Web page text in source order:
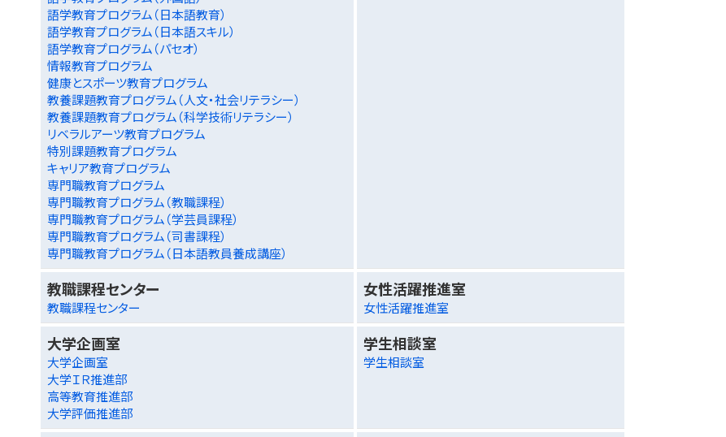
語学教育プログラム（日本語教育）
語学教育プログラム（日本語スキル）
語学教育プログラム（パセオ）
情報教育プログラム
健康とスポーツ教育プログラム
教養課題教育プログラム（人文・社会リテラシー）
教養課題教育プログラム（科学技術リテラシー）
リベラルアーツ教育プログラム
特別課題教育プログラム
キャリア教育プログラム
専門職教育プログラム
専門職教育プログラム（教職課程）
専門職教育プログラム（学芸員課程）
専門職教育プログラム（司書課程）
専門職教育プログラム（日本語教員養成講座）
教職課程センター
教職課程センター
女性活躍推進室
女性活躍推進室
大学企画室
大学企画室
大学ＩＲ推進部
高等教育推進部
大学評価推進部
学生相談室
学生相談室